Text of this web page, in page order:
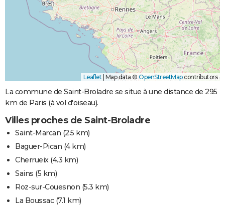
Leaflet Map data © OpenStreetMapcontributors
La commune de Saint-Broladre se situe à une distance de 295
km de Paris (à vol d'oiseau).
Villes proches de Saint-Broladre
Saint-Marcan (2.5 km)
Baguer-Pican (4 km)
Cherrueix(4.3 km)
Sains (5 km)
Roz-sur-Couesnon (5.3 km)
La Boussac(7.1 km)